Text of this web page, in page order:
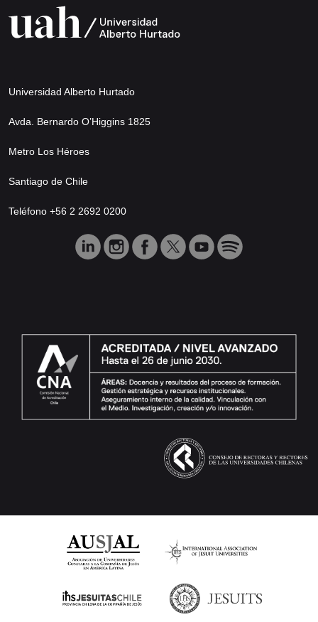
Universidad Alberto Hurtado
Avda. Bernardo O’Higgins 1825
Metro Los Héroes
Santiago de Chile
Teléfono +56 2 2692 0200